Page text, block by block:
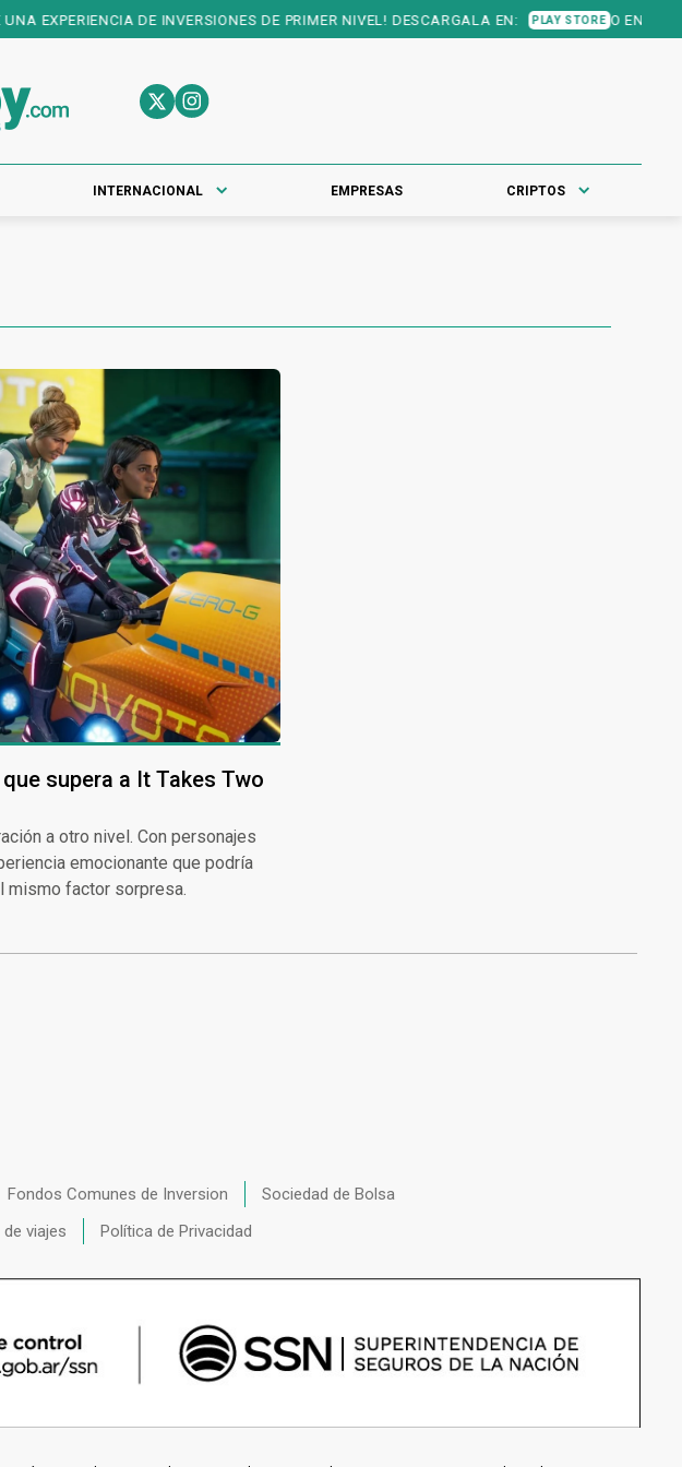
DE INVERSIONES DE PRIMER NIVEL! DESCARGALA EN: PLAY STORE O EN: APP
INTERNACIONAL EMPRESAS CRIPTOS
supera a It Takes Two
a otro nivel. Con personajes
emocionante que podría
mismo factor sorpresa.
Fondos Comunes de Inversion
Sociedad de Bolsa
viajes Política de Privacidad